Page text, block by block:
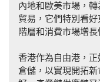
內地和歐美市場，
貿易，它們特別看
階層和消費市場增長
香港作為自由港，
倉儲，以實現開拓